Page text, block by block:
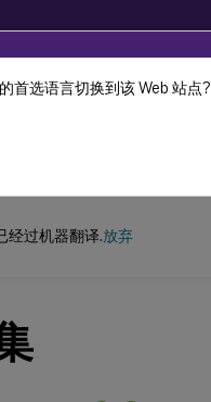
动态翻译。
经过机器翻译.放弃
首选语言切换到该 Web 站点?